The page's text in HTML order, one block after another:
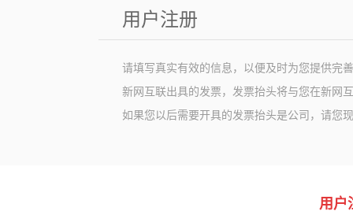
用户注册
请填写真实有效的信息，以便及时为您提供完
新网互联出具的发票，发票抬头将与您在新网
如果您以后需要开具的发票抬头是公司，请您
用户